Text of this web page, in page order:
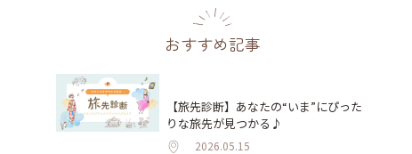
おすすめ記事
【旅先診断】あなたの“いま”にぴった
りな旅先が見つかる♪
2026.05.15